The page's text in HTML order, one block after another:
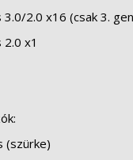
2.0 x16 (csak 3.
x1
(szürke)